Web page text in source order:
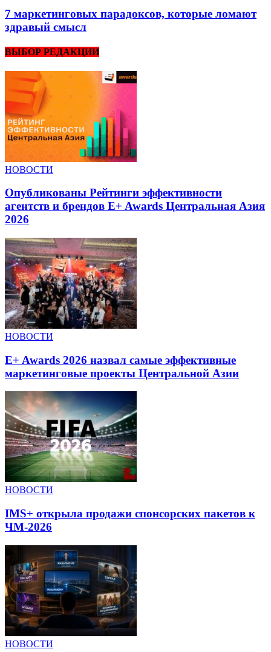
7 маркетинговых парадоксов, которые ломают
здравый смысл
ВЫБОР РЕДАКЦИИ
НОВОСТИ
Опубликованы Рейтинги эффективности
агентств и брендов E+ Awards Центральная Азия
2026
НОВОСТИ
E+ Awards 2026 назвал самые эффективные
маркетинговые проекты Центральной Азии
НОВОСТИ
IMS+ открыла продажи спонсорских пакетов к
ЧМ-2026
НОВОСТИ